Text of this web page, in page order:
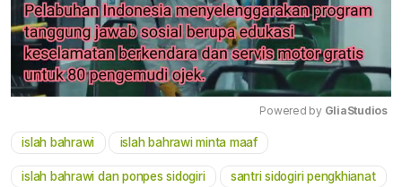
Powered by GliaStudios
islah bahrawi islah bahrawi minta maaf
islah bahrawi dan ponpes sidogiri santri sidogiri pengkhianat